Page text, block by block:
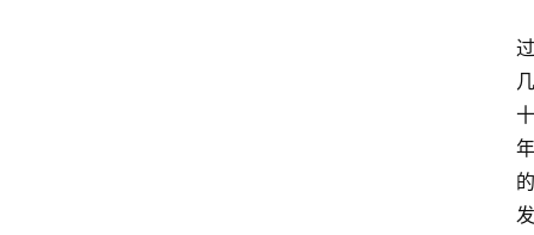
过
几
十
年
的
发